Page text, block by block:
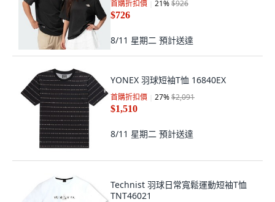
首購折扣價 21%$926
$726
8/11 星期二 預計送達
YONEX 羽球短袖T恤 16840EX
首購折扣價 27%$2,091
$1,510
8/11 星期二 預計送達
Technist 羽球日常寬鬆運動短袖T恤
TNT46021